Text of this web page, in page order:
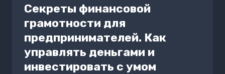
Секреты финансовой
грамотности для
предпринимателей. Как
управлять деньгами и
инвестировать с умом